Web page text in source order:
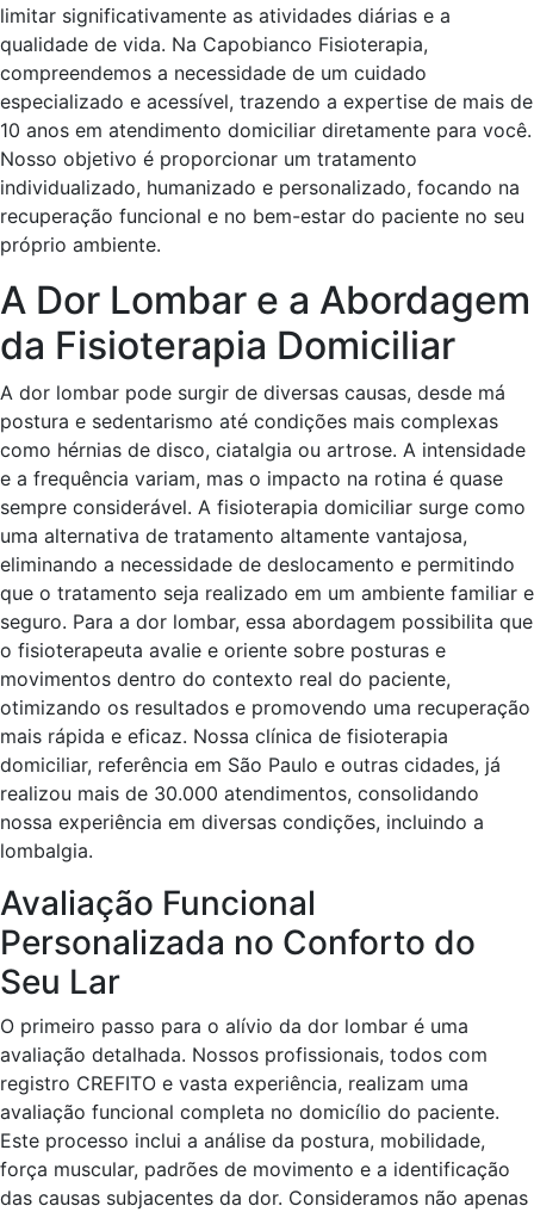
limitar significativamente as atividades diárias e a
qualidade de vida. Na Capobianco Fisioterapia,
compreendemos a necessidade de um cuidado
especializado e acessível, trazendo a expertise de mais de
10 anos em atendimento domiciliar diretamente para você.
Nosso objetivo é proporcionar um tratamento
individualizado, humanizado e personalizado, focando na
recuperação funcional e no bem-estar do paciente no seu
próprio ambiente.
A Dor Lombar e a Abordagem
da Fisioterapia Domiciliar
A dor lombar pode surgir de diversas causas, desde má
postura e sedentarismo até condições mais complexas
como hérnias de disco, ciatalgia ou artrose. A intensidade
e a frequência variam, mas o impacto na rotina é quase
sempre considerável. A fisioterapia domiciliar surge como
uma alternativa de tratamento altamente vantajosa,
eliminando a necessidade de deslocamento e permitindo
que o tratamento seja realizado em um ambiente familiar e
seguro. Para a dor lombar, essa abordagem possibilita que
o fisioterapeuta avalie e oriente sobre posturas e
movimentos dentro do contexto real do paciente,
otimizando os resultados e promovendo uma recuperação
mais rápida e eficaz. Nossa clínica de fisioterapia
domiciliar, referência em São Paulo e outras cidades, já
realizou mais de 30.000 atendimentos, consolidando
nossa experiência em diversas condições, incluindo a
lombalgia.
Avaliação Funcional
Personalizada no Conforto do
Seu Lar
O primeiro passo para o alívio da dor lombar é uma
avaliação detalhada. Nossos profissionais, todos com
registro CREFITO e vasta experiência, realizam uma
avaliação funcional completa no domicílio do paciente.
Este processo inclui a análise da postura, mobilidade,
força muscular, padrões de movimento e a identificação
das causas subjacentes da dor. Consideramos não apenas